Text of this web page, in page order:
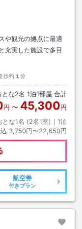
や観光の拠点に最適
充実した施設で多目
歩約１分
とな2名 1泊1部屋 合計
円 〜 45,300円
とな1名 (2名1室)｜ 1泊
3,750円〜22,650円
航空券
付きプラン